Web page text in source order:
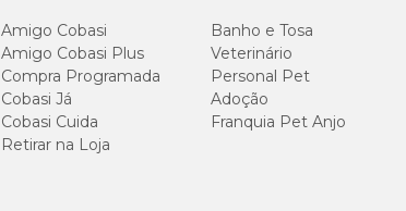
Amigo Cobasi
Amigo Cobasi Plus
Compra Programada
Cobasi Já
Cobasi Cuida
Retirar na Loja
Banho e Tosa
Veterinário
Personal Pet
Adoção
Franquia Pet Anjo